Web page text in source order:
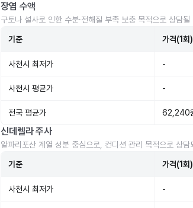
장염 수액
구토나 설사로 인한 수분·전해질 부족 보충 목적으로 상담될
기준 가격(1회)
사천시 최저가 -
사천시 평균가 -
전국 평균가 62,240
신데렐라 주사
알파리포산 계열 성분 중심으로, 컨디션 관리 목적으로 상담
기준 가격(1회)
사천시 최저가 -